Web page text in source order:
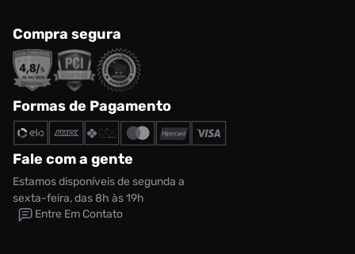
Compra segura
Formas de Pagamento
Fale com a gente
Estamos disponíveis de segunda a
sexta-feira, das 8h às 19h
Entre Em Contato